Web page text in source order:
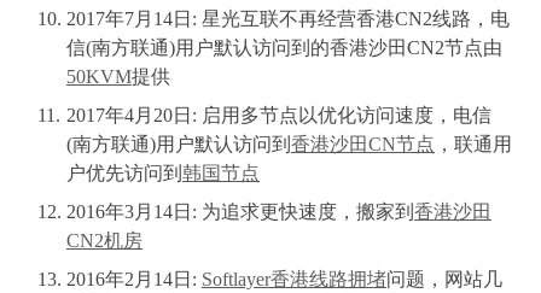
2017年7月14日: 星光互联不再经营香港CN2线路，电
信(南方联通)用户默认访问到的香港沙田CN2节点由
50KVM提供
2017年4月20日: 启用多节点以优化访问速度，电信
(南方联通)用户默认访问到 香港沙田CN节点 ，联通用
户优先访问到 韩国节点
2016年3月14日: 为追求更快速度，搬家到 香港沙田
CN2机房
2016年2月14日: Softlayer香港线路拥堵问题，网站几